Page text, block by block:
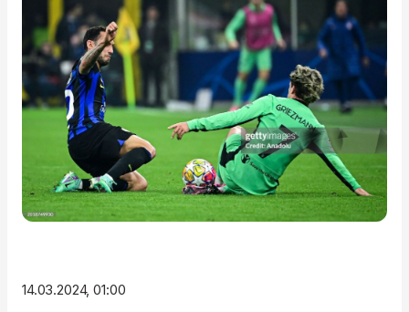
14.03.2024, 01:00